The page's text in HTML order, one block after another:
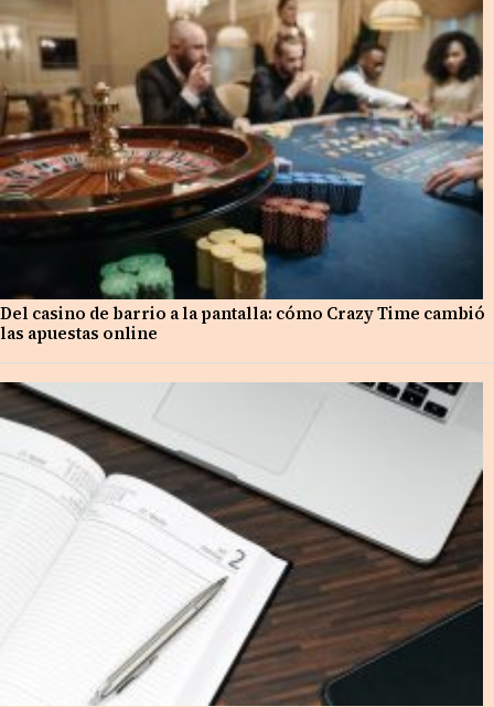
Del casino de barrio a la pantalla: cómo Crazy Time cambió
las apuestas online